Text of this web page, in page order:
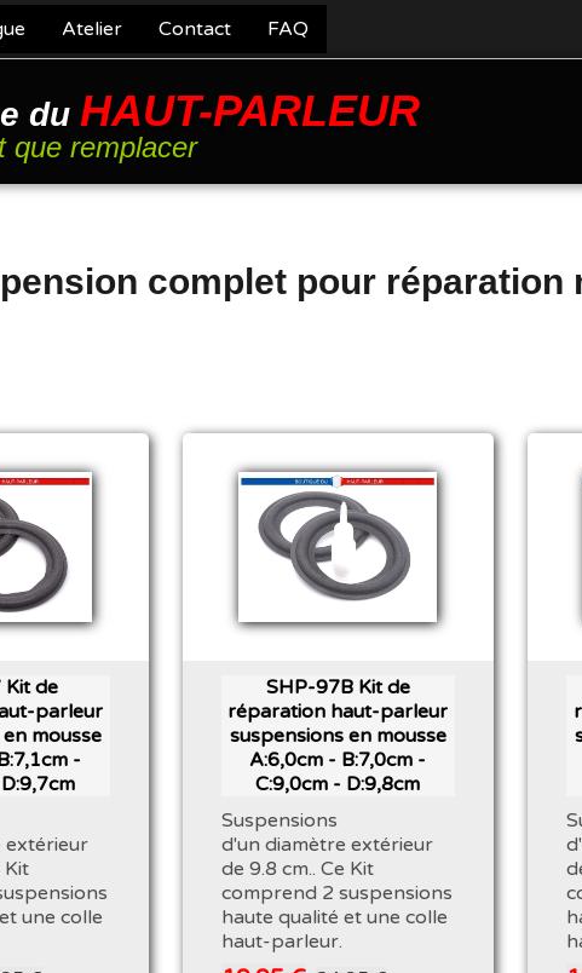
Atelier Contact FAQ
du HAUT-PARLEUR
que remplacer
complet pour réparation
Kit de
parleur
mousse
-
extérieur
Kit
une colle
SHP-97B Kit de
réparation haut-parleur
suspensions en mousse
A:6,0cm - B:7,0cm -
C:9,0cm - D:9,8cm
Suspensions
d'un diamètre extérieur
de 9.8 cm.. Ce Kit
comprend 2 suspensions
haute qualité et une colle
haut-parleur.